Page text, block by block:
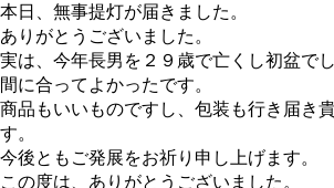
本日、無事提灯が届きました。
ありがとうございました。
実は、今年長男を２９歳で亡くし初盆でし
間に合ってよかったです。
商品もいいものですし、包装も行き届き
す。
今後ともご発展をお祈り申し上げます。
この度は、ありがとうございました。